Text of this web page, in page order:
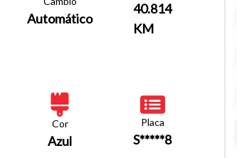
Automático
40.814
KM
Cor
Azul
Placa
S*****8